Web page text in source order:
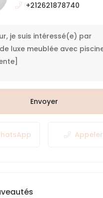
+212621878740
Envoyer
Appeler